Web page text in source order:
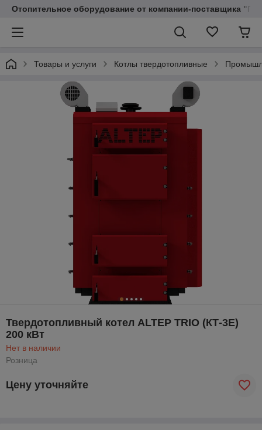
Отопительное оборудование от компании-поставщика
Товары и услуги Котлы твердотопливные
Твердотопливный котел ALTEP TRIO (КТ-3Е)
200 кВт
Нет в наличии
Розница
Цену уточняйте